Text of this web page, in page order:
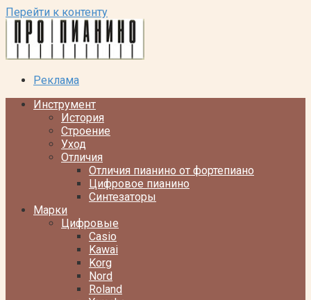
Перейти к контенту
Реклама
Инструмент
История
Строение
Уход
Отличия
Отличия пианино от фортепиано
Цифровое пианино
Синтезаторы
Марки
Цифровые
Casio
Kawai
Korg
Nord
Roland